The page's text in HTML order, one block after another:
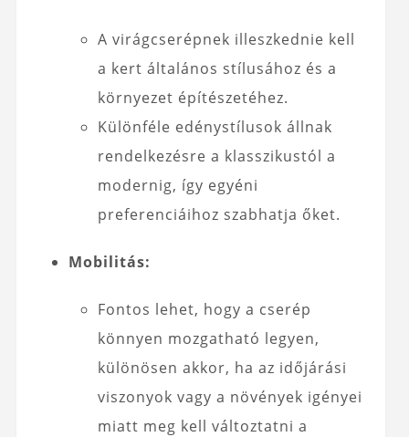
A virágcserépnek illeszkednie kell
a kert általános stílusához és a
környezet építészetéhez.
Különféle edénystílusok állnak
rendelkezésre a klasszikustól a
modernig, így egyéni
preferenciáihoz szabhatja őket.
Mobilitás:
Fontos lehet, hogy a cserép
könnyen mozgatható legyen,
különösen akkor, ha az időjárási
viszonyok vagy a növények igényei
miatt meg kell változtatni a